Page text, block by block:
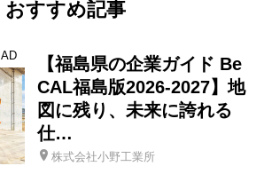
おすすめ記事
AD
【福島県の企業ガイド Be
CAL福島版2026-2027】地
図に残り、未来に誇れる
仕…
株式会社小野工業所